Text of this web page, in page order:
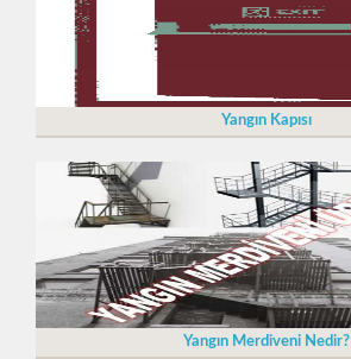
Yangın Kapısı
Yangın Merdiveni Nedir?